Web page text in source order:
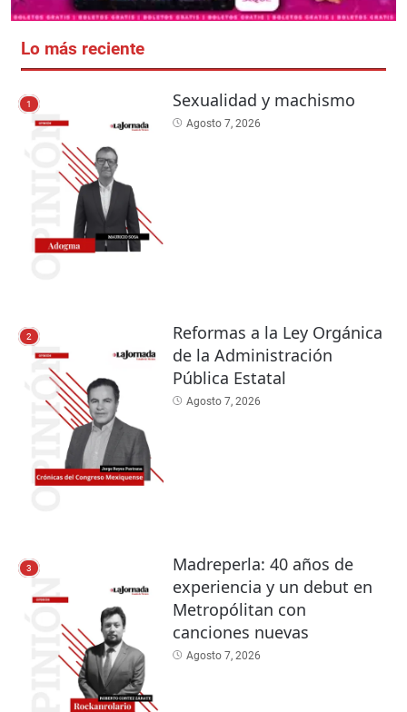
Lo más reciente
1 Sexualidad y machismo
Agosto 7, 2026
2
Reformas a la Ley Orgánica
de la Administración
Pública Estatal
Agosto 7, 2026
3
Madreperla: 40 años de
experiencia y un debut en
Metropólitan con
canciones nuevas
Agosto 7, 2026